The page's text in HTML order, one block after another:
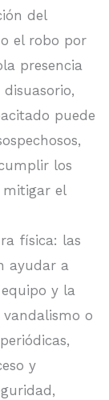
del
el robo por
presencia
puede
los
mitigar el
física: las
ayudar a
y la
o
y